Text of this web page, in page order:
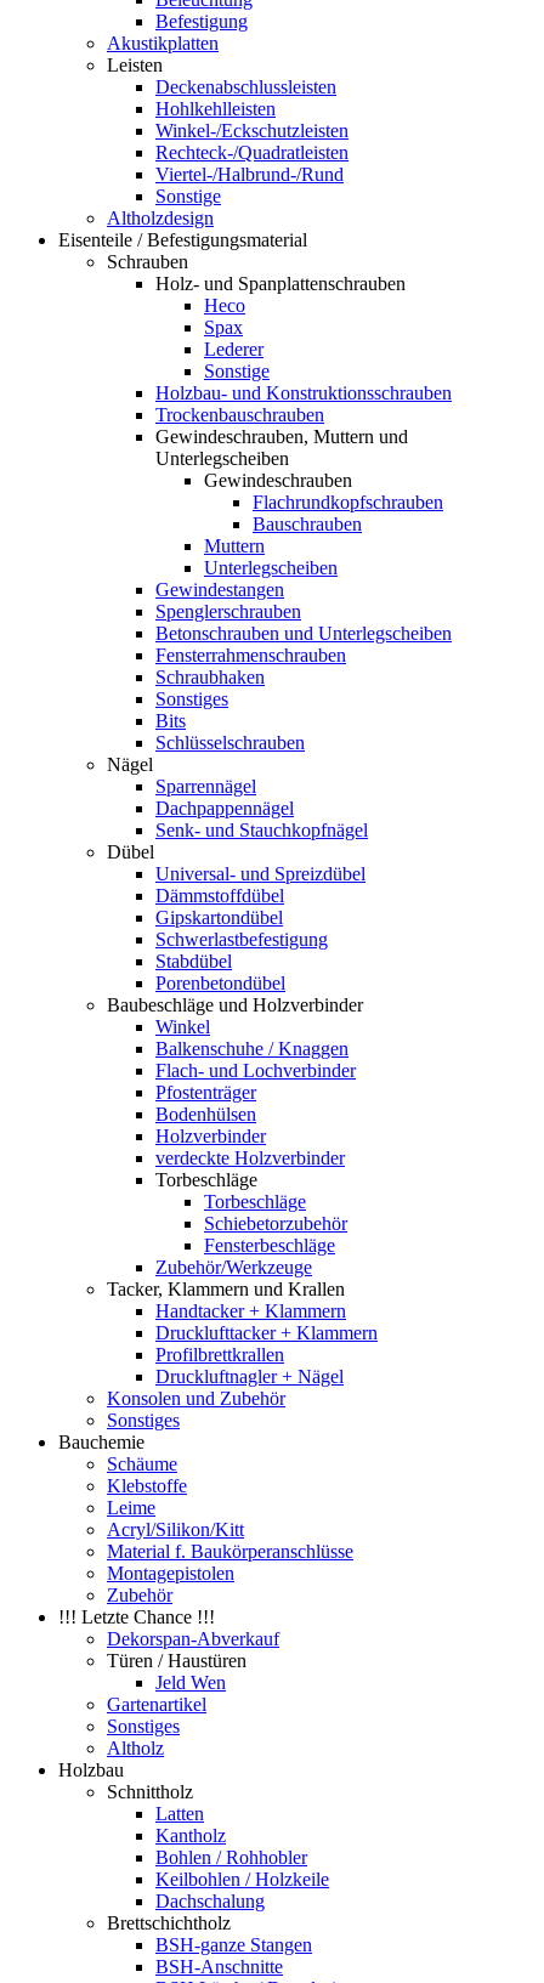
Befestigung
Akustikplatten
Leisten
Deckenabschlussleisten
Hohlkehlleisten
Winkel-/Eckschutzleisten
Rechteck-/Quadratleisten
Viertel-/Halbrund-/Rund
Sonstige
Altholzdesign
Eisenteile / Befestigungsmaterial
Schrauben
Holz- und Spanplattenschrauben
Heco
Spax
Lederer
Sonstige
Holzbau- und Konstruktionsschrauben
Trockenbauschrauben
Gewindeschrauben, Muttern und
Unterlegscheiben
Gewindeschrauben
Flachrundkopfschrauben
Bauschrauben
Muttern
Unterlegscheiben
Gewindestangen
Spenglerschrauben
Betonschrauben und Unterlegscheiben
Fensterrahmenschrauben
Schraubhaken
Sonstiges
Bits
Schlüsselschrauben
Nägel
Sparrennägel
Dachpappennägel
Senk- und Stauchkopfnägel
Dübel
Universal- und Spreizdübel
Dämmstoffdübel
Gipskartondübel
Schwerlastbefestigung
Stabdübel
Porenbetondübel
Baubeschläge und Holzverbinder
Winkel
Balkenschuhe / Knaggen
Flach- und Lochverbinder
Pfostenträger
Bodenhülsen
Holzverbinder
verdeckte Holzverbinder
Torbeschläge
Torbeschläge
Schiebetorzubehör
Fensterbeschläge
Zubehör/Werkzeuge
Tacker, Klammern und Krallen
Handtacker + Klammern
Drucklufttacker + Klammern
Profilbrettkrallen
Druckluftnagler + Nägel
Konsolen und Zubehör
Sonstiges
Bauchemie
Schäume
Klebstoffe
Leime
Acryl/Silikon/Kitt
Material f. Baukörperanschlüsse
Montagepistolen
Zubehör
!!! Letzte Chance !!!
Dekorspan-Abverkauf
Türen / Haustüren
Jeld Wen
Gartenartikel
Sonstiges
Altholz
Holzbau
Schnittholz
Latten
Kantholz
Bohlen / Rohhobler
Keilbohlen / Holzkeile
Dachschalung
Brettschichtholz
BSH-ganze Stangen
BSH-Anschnitte